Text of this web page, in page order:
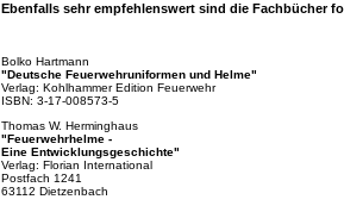
Ebenfalls sehr empfehlenswert sind die Fachbücher
Bolko Hartmann
"Deutsche Feuerwehruniformen und Helme"
Verlag: Kohlhammer Edition Feuerwehr
ISBN: 3-17-008573-5
Thomas W. Herminghaus
"Feuerwehrhelme -
Eine Entwicklungsgeschichte"
Verlag: Florian International
Postfach 1241
63112 Dietzenbach